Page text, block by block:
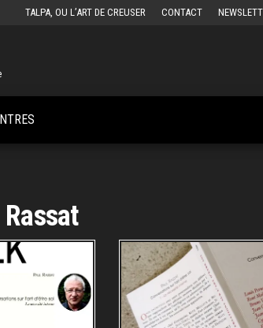
TALPA, OU L’ART DE CREUSER CONTACT